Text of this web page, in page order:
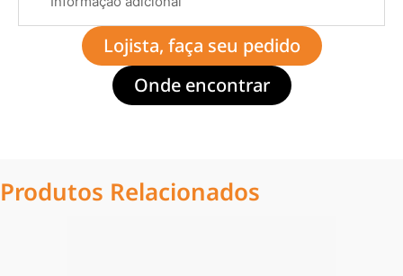
Lojista, faça seu pedido
Onde encontrar
Produtos Relacionados